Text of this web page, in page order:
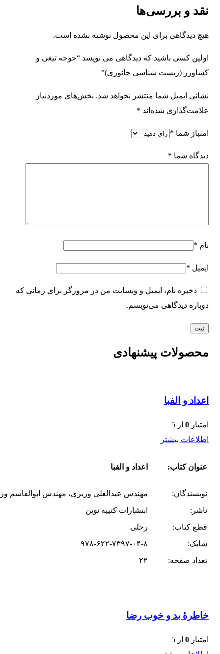
نقد و بررسی‌ها
هیچ دیدگاهی برای این محصول نوشته نشده است.
اولین کسی باشید که دیدگاهی می نویسد “جوجه تیغی و
کشاورز (زیست شناسی جانوری)”
نشانی ایمیل شما منتشر نخواهد شد. بخش‌های موردنیاز
علامت‌گذاری شده‌اند *
امتیاز شما *
دیدگاه شما *
نام *
ایمیل *
ذخیره نام، ایمیل و وبسایت من در مرورگر برای زمانی که
دوباره دیدگاهی می‌نویسم.
محصولات پیشنهادی
اعداد و الفبا
امتیاز 0 از 5
اطلاعات بیشتر
عنوان کتاب: اعداد و الفبا
نویسندگان:
مهندس عبدالعلی وزیری، مهندس ابوالقاسم
ناشر:
انتشارات کتیبه نوین
قطع کتاب:
رحلی
شابک:
۹۷۸-۶۲۲-۷۳۹۷-۰۴-۸
تعداد صفحه:
۲۲
خاطرۀ بد و خوب رضا
امتیاز 0 از 5